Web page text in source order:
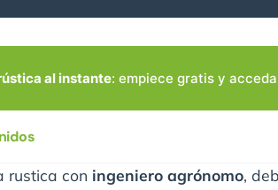
al instante: empiece gratis y
rustica con ingeniero agrónomo,